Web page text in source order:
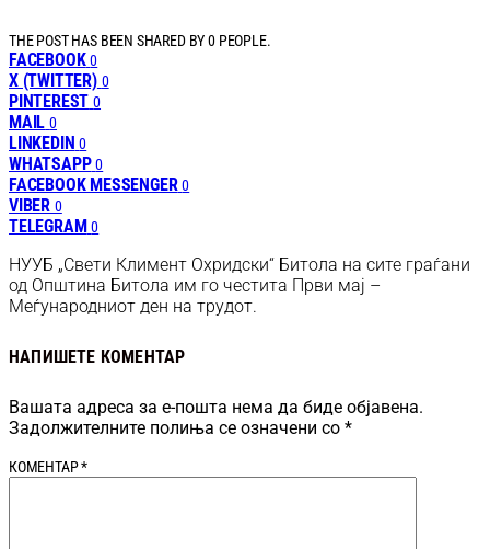
THE POST HAS BEEN SHARED BY0 PEOPLE.
FACEBOOK 0
X (TWITTER) 0
PINTEREST 0
MAIL 0
LINKEDIN 0
WHATSAPP 0
FACEBOOK MESSENGER 0
VIBER 0
TELEGRAM 0
НУУБ „Свети Климент Охридски“ Битола на сите граѓани
од Општина Битола им го честита Први мај –
Меѓународниот ден на трудот.
НАПИШЕТЕ КОМЕНТАР
Вашата адреса за е-пошта нема да биде објавена.
Задолжителните полиња се означени со *
КОМЕНТАР*